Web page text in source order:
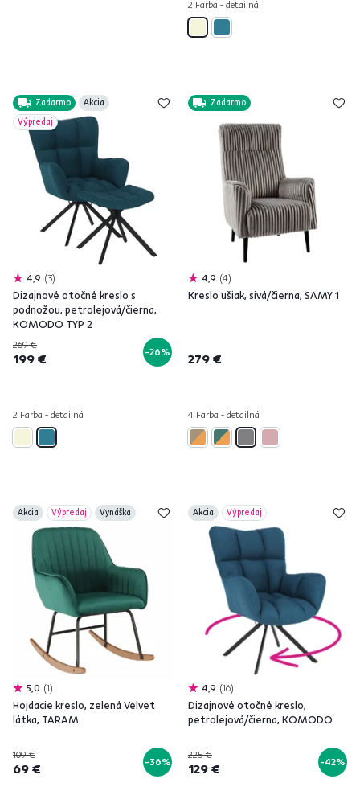
2 Farba - detailná
Zadarmo
Akcia
Výpredaj
4,9 3
Dizajnové otočné kreslo s
podnožou, petrolejová/čierna,
KOMODO TYP 2
269 €
199 € -26%
2 Farba - detailná
Zadarmo
4,9 4
Kreslo ušiak, sivá/čierna, SAMY 1
279 €
4 Farba - detailná
Akcia Výpredaj Vynáška
5,0 1
Hojdacie kreslo, zelená Velvet
látka, TARAM
109 €
69 € -36%
Akcia Výpredaj
4,9 16
Dizajnové otočné kreslo,
petrolejová/čierna, KOMODO
225 €
129 € -42%